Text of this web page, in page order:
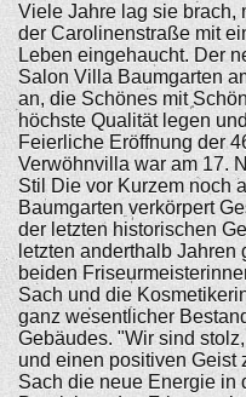
Viele Jahre lag sie brach,
der Carolinenstraße mit
Leben eingehaucht. Der
Salon Villa Baumgarten
an, die Schönes mit
höchste Qualität legen
Feierliche Eröffnung der
Verwöhnvilla war am 17.
Stil Die vor Kurzem noch
Baumgarten verkörpert
der letzten historischen
letzten anderthalb
beiden
Sach und die
ganz wesentlicher
Gebäudes. "Wir sind
und einen positiven Geist
Sach die neue Energie in